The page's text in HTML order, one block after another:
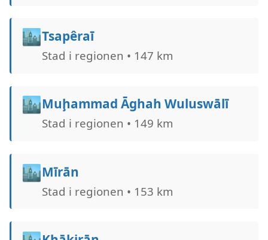
🏙️Tsapêraī
Stad i regionen • 147 km
🏙️Muḩammad Āghah Wuluswālī
Stad i regionen • 149 km
🏙️Mīrān
Stad i regionen • 153 km